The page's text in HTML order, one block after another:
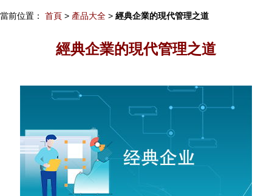
當前位置： 首頁 > 產品大全 > 經典企業的現代管理之道
經典企業的現代管理之道